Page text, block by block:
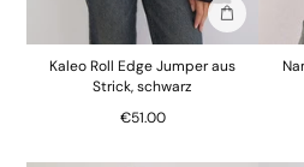
In die
Kaleo Roll Edge Jumper aus
Strick, schwarz
€51.00